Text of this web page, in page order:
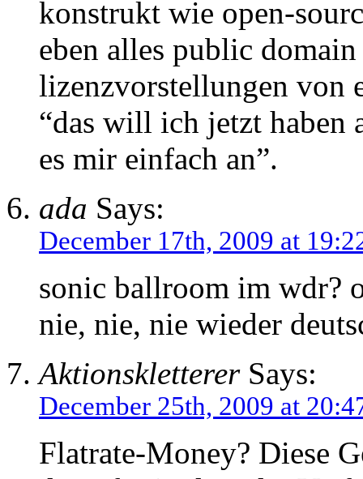
konstrukt wie open-
eben alles public
lizenzvorstellungen von
“das will ich jetzt haben
es mir einfach an”.
ada Says:
December 17th, 2009 at
sonic ballroom im wdr?
nie, nie, nie wieder
AktionsklettererSays:
December 25th, 2009 at
Flatrate-Money? Diese